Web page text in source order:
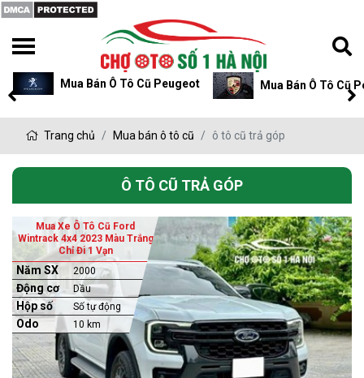
Mua Bán Ô Tô Cũ Peugeot Mua Bán Ô Tô Cũ
Trang chủ Mua bán ô tô cũ ô tô cũ trả góp
Ô TÔ CŨ TRẢ GÓP
Mua Xe Ô Tô Cũ Ford
Wintrack 4x4 2023 Màu Trắng
Chỉ Đi 1 Vạn
Năm SX 2000
Động cơ Dầu
Hộp số Số tự động
Odo 10 km